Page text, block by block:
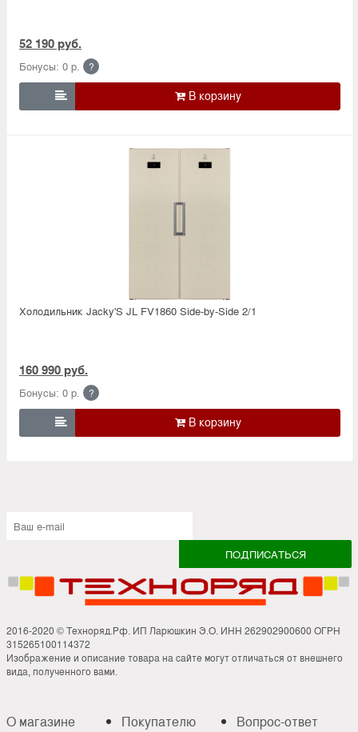
52 190 руб.
Бонусы: 0 р. ?

Холодильник Jacky'S JL FV1860 Side-by-Side 2/1
160 990 руб.
Бонусы: 0 р. ?

2016-2020 © Техноряд.Рф. ИП Ларюшкин Э.О. ИНН 262902900600 ОГРН
315265100114372
Изображение и описание товара на сайте могут отличаться от внешнего
вида, полученного вами.
О магазине
Покупателю
Вопрос-ответ